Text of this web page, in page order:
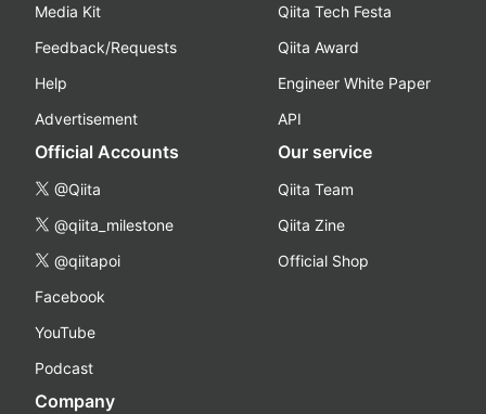
Media Kit
Feedback/Requests
Help
Advertisement
Qiita Tech Festa
Qiita Award
Engineer White Paper
API
Official Accounts
@Qiita
@qiita_milestone
@qiitapoi
Facebook
YouTube
Podcast
Our service
Qiita Team
Qiita Zine
Official Shop
Company